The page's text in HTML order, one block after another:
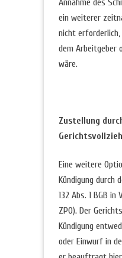
Annahme des
ein weiterer
nicht
dem Arbeitgeber
wäre.
Zustellung
Eine weitere
Kündigung durch
132 Abs. 1 BGB in
ZPO). Der
Kündigung
oder Einwurf in